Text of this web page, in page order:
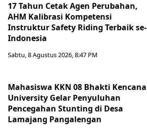
17 Tahun Cetak Agen Perubahan,
AHM Kalibrasi Kompetensi
Instruktur Safety Riding Terbaik se-
Indonesia
Sabtu, 8 Agustus 2026, 8:47 PM
Mahasiswa KKN 08 Bhakti Kencana
University Gelar Penyuluhan
Pencegahan Stunting di Desa
Lamajang Pangalengan